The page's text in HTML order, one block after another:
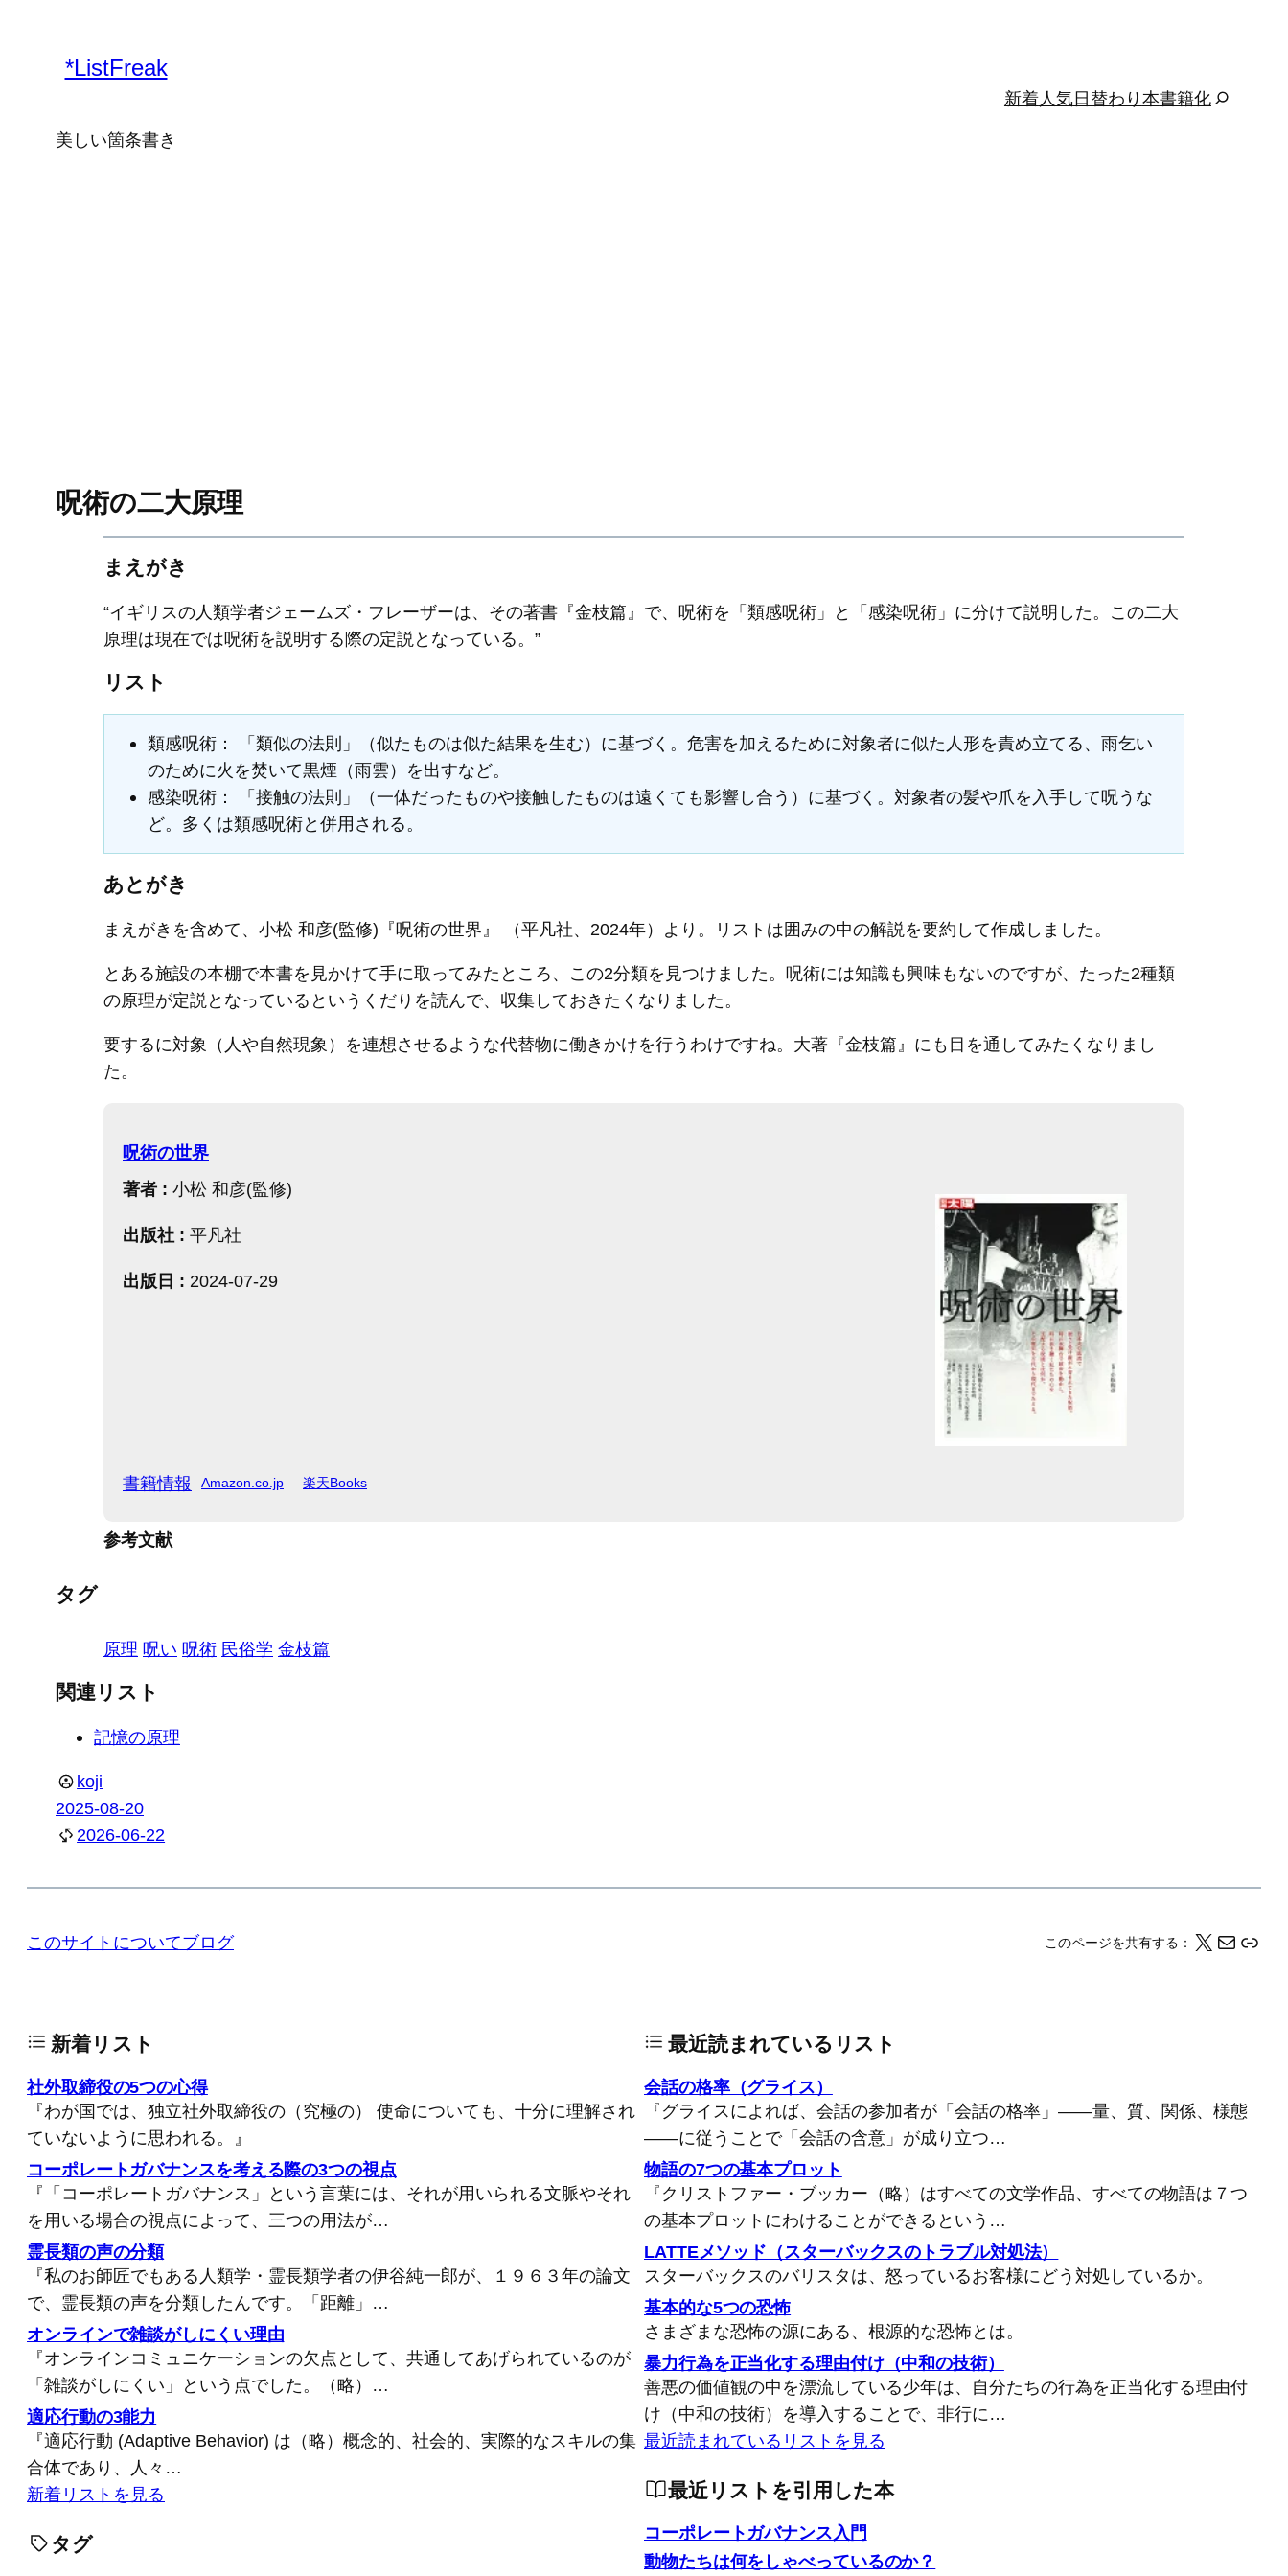
*ListFreak
美しい箇条書き
新着人気日替わり本書籍化
呪術の二大原理
まえがき
“イギリスの人類学者ジェームズ・フレーザーは、その著書『金枝篇』で、呪術を「類感呪術」と「感染呪術」に分けて説明した。この二大
原理は現在では呪術を説明する際の定説となっている。”
リスト
類感呪術： 「類似の法則」（似たものは似た結果を生む）に基づく。危害を加えるために対象者に似た人形を責め立てる、雨乞い
のために火を焚いて黒煙（雨雲）を出すなど。
感染呪術： 「接触の法則」（一体だったものや接触したものは遠くても影響し合う）に基づく。対象者の髪や爪を入手して呪うな
ど。多くは類感呪術と併用される。
あとがき
まえがきを含めて、小松 和彦(監修)『呪術の世界』 （平凡社、2024年）より。リストは囲みの中の解説を要約して作成しました。
とある施設の本棚で本書を見かけて手に取ってみたところ、この2分類を見つけました。呪術には知識も興味もないのですが、たった2種類
の原理が定説となっているというくだりを読んで、収集しておきたくなりました。
要するに対象（人や自然現象）を連想させるような代替物に働きかけを行うわけですね。大著『金枝篇』にも目を通してみたくなりまし
た。
呪術の世界
著者 : 小松 和彦(監修)
出版社 : 平凡社
出版日 : 2024-07-29
書籍情報 Amazon.co.jp 楽天Books
参考文献
タグ
原理 呪い 呪術 民俗学 金枝篇
関連リスト
記憶の原理
koji
2025-08-20
2026-06-22
このサイトについてブログ このページを共有する： X メール このページの情報をクリップボードにコピーする
新着リスト
社外取締役の5つの心得
『わが国では、独立社外取締役の（究極の） 使命についても、十分に理解され
ていないように思われる。』
コーポレートガバナンスを考える際の3つの視点
『「コーポレートガバナンス」という言葉には、それが用いられる文脈やそれ
を用いる場合の視点によって、三つの用法が…
霊長類の声の分類
『私のお師匠でもある人類学・霊長類学者の伊谷純一郎が、１９６３年の論文
で、霊長類の声を分類したんです。「距離」…
オンラインで雑談がしにくい理由
『オンラインコミュニケーションの欠点として、共通してあげられているのが
「雑談がしにくい」という点でした。（略）…
適応行動の3能力
『適応行動 (Adaptive Behavior) は（略）概念的、社会的、実際的なスキルの集
合体であり、人々…
新着リストを見る
タグ
最近読まれているリスト
会話の格率（グライス）
『グライスによれば、会話の参加者が「会話の格率」――量、質、関係、様態
――に従うことで「会話の含意」が成り立つ…
物語の7つの基本プロット
『クリストファー・ブッカー（略）はすべての文学作品、すべての物語は７つ
の基本プロットにわけることができるという…
LATTEメソッド（スターバックスのトラブル対処法）
スターバックスのバリスタは、怒っているお客様にどう対処しているか。
基本的な5つの恐怖
さまざまな恐怖の源にある、根源的な恐怖とは。
暴力行為を正当化する理由付け（中和の技術）
善悪の価値観の中を漂流している少年は、自分たちの行為を正当化する理由付
け（中和の技術）を導入することで、非行に…
最近読まれているリストを見る
最近リストを引用した本
コーポレートガバナンス入門
動物たちは何をしゃべっているのか？